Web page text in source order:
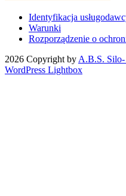
Identyfikacja
Warunki
Rozporządzenie o
2026 Copyright by A.B.S. Silo-
WordPress Lightbox